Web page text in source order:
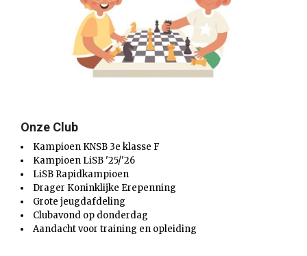
Onze Club
Kampioen KNSB 3e klasse F
Kampioen LiSB '25/'26
LiSB Rapidkampioen
Drager Koninklijke Erepenning
Grote jeugdafdeling
Clubavond op donderdag
Aandacht voor training en opleiding